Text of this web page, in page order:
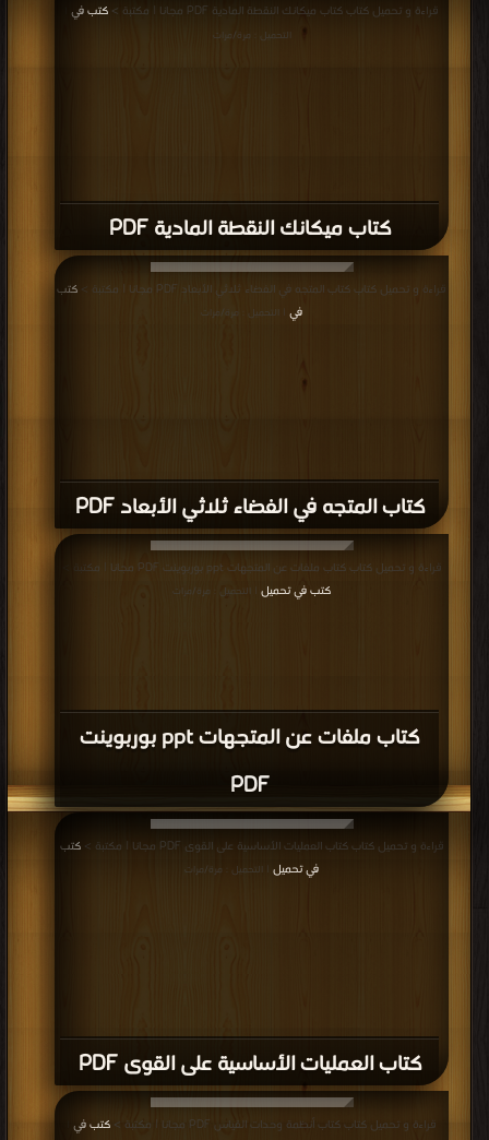
كتاب ميكانك النقطة المادية PDF
قراءة و تحميل كتاب كتاب ميكانك النقطة المادية PDF مجانا | مكتبة > كتب في
التحميل : مرة/مرات
كتاب المتجه في الفضاء ثلاثي الأبعاد PDF
قراءة و تحميل كتاب كتاب المتجه في الفضاء ثلاثي الأبعاد PDF مجانا | مكتبة >
كتب
في
| التحميل : مرة/مرات
كتاب ملفات عن المتجهات ppt بوربوينت
PDF
قراءة و تحميل كتاب كتاب ملفات عن المتجهات ppt بوربوينت PDF مجانا | مكتبة >
كتب في تحميل
| التحميل : مرة/مرات
كتاب العمليات الأساسية على القوى PDF
قراءة و تحميل كتاب كتاب العمليات الأساسية على القوى PDF مجانا | مكتبة >
كتب
في تحميل
| التحميل : مرة/مرات
قراءة و تحميل كتاب كتاب أنظمة وحدات القياس PDF مجانا | مكتبة > كتب في